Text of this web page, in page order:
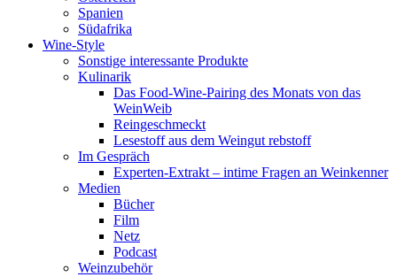
Spanien
Südafrika
Wine-Style
Sonstige interessante Produkte
Kulinarik
Das Food-Wine-Pairing des Monats von das
WeinWeib
Reingeschmeckt
Lesestoff aus dem Weingut rebstoff
Im Gespräch
Experten-Extrakt – intime Fragen an Weinkenner
Medien
Bücher
Film
Netz
Podcast
Weinzubehör